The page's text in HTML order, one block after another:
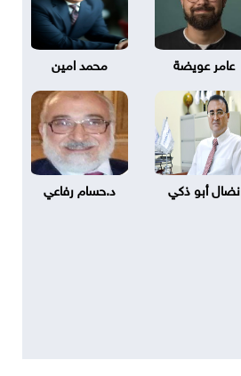
عامر عويضة محمد امين
نضال أبو ذكي د.حسام رفاعي